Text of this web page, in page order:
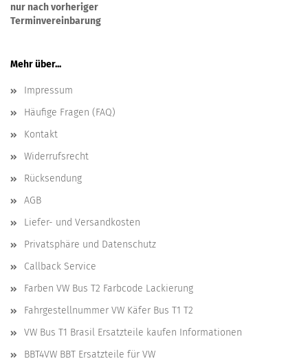
nur nach vorheriger
Terminvereinbarung
Mehr über...
Impressum
Häufige Fragen (FAQ)
Kontakt
Widerrufsrecht
Rücksendung
AGB
Liefer- und Versandkosten
Privatsphäre und Datenschutz
Callback Service
Farben VW Bus T2 Farbcode Lackierung
Fahrgestellnummer VW Käfer Bus T1 T2
VW Bus T1 Brasil Ersatzteile kaufen Informationen
BBT4VW BBT Ersatzteile für VW